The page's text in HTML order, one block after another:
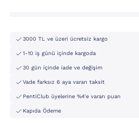
3000 TL ve üzeri ücretsiz kargo
1-10 iş günü içinde kargoda
30 gün içinde iade ve değişim
Vade farksız 6 aya varan taksit
PentiClub üyelerine %4'e varan puan
Kapıda Ödeme